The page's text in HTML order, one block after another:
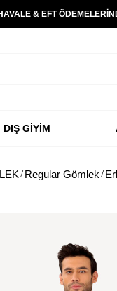
TÜM ÜRÜNLERDE
DIŞ GİYİM
Regular Gömlek